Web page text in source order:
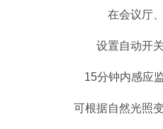
在会议厅
设置自动开
15分钟内感应
可根据自然光照